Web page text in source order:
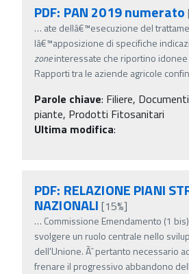
PDF: PAN 2019 numerato
… ate dellâ€™esecuzione del
lâ€™apposizione di specifiche
zoneinteressate che riportino
Rapporti tra le aziende agricole
Parole chiave: Filiere,
piante, Prodotti Fitosanitari
Ultima modifica:
PDF: RELAZIONE PIANI
NAZIONALI [15%]
… Commissione Emendamento (1
svolgere un ruolo centrale nello
dell'Unione. Ãˆ pertanto necessario
frenare il progressivo abbandono dell